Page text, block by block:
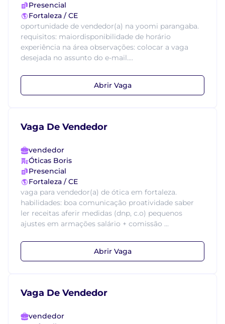
Presencial
Fortaleza / CE
oportunidade de vendedor(a) na yoomi parangaba.
requisitos: maiordisponibilidade de horário
experiência na área observações: colocar a vaga
desejada no assunto do e-mail....
Abrir Vaga
Vaga De Vendedor
vendedor
Óticas Boris
Presencial
Fortaleza / CE
vaga para vendedor(a) de ótica em fortaleza.
habilidades: boa comunicação proatividade saber
ler receitas aferir medidas (dnp, c.o) pequenos
ajustes em armações salário + comissão ...
Abrir Vaga
Vaga De Vendedor
vendedor